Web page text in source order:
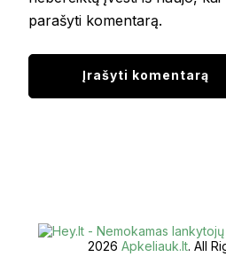
parašyti komentarą.
2026 Apkeliauk.lt. All